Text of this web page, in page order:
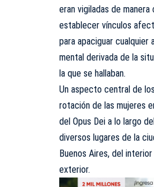
eran vigiladas de
establecer vínculos
para apaciguar cualquier
mental derivada de la
la que se hallaban.
Un aspecto central de
rotación de las mujeres
del Opus Dei a lo largo
diversos lugares de la
Buenos Aires, del
exterior.